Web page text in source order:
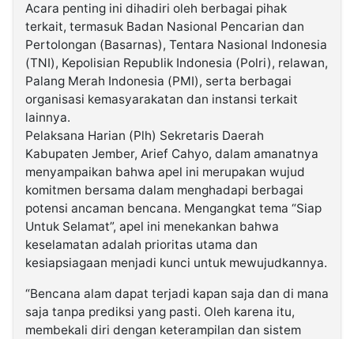
Acara penting ini dihadiri oleh berbagai pihak
terkait, termasuk Badan Nasional Pencarian dan
Pertolongan (Basarnas), Tentara Nasional Indonesia
(TNI), Kepolisian Republik Indonesia (Polri), relawan,
Palang Merah Indonesia (PMI), serta berbagai
organisasi kemasyarakatan dan instansi terkait
lainnya.
Pelaksana Harian (Plh) Sekretaris Daerah
Kabupaten Jember, Arief Cahyo, dalam amanatnya
menyampaikan bahwa apel ini merupakan wujud
komitmen bersama dalam menghadapi berbagai
potensi ancaman bencana. Mengangkat tema “Siap
Untuk Selamat”, apel ini menekankan bahwa
keselamatan adalah prioritas utama dan
kesiapsiagaan menjadi kunci untuk mewujudkannya.
“Bencana alam dapat terjadi kapan saja dan di mana
saja tanpa prediksi yang pasti. Oleh karena itu,
membekali diri dengan keterampilan dan sistem